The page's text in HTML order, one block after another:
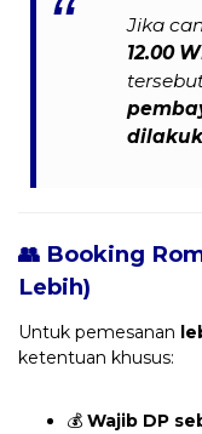
Jika
12.00
👥 Booking
Lebih)
Untuk pemesanan
ketentuan khusus:
💰 Wajib DP